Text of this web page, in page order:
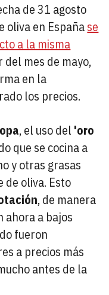
de 31 agosto
oliva en Españase
a la misma
del mes de mayo,
en la
los precios.
, el uso del 'oro
que se cocina a
y otras grasas
oliva. Esto
, de manera
ahora a bajos
fueron
a precios más
antes de la